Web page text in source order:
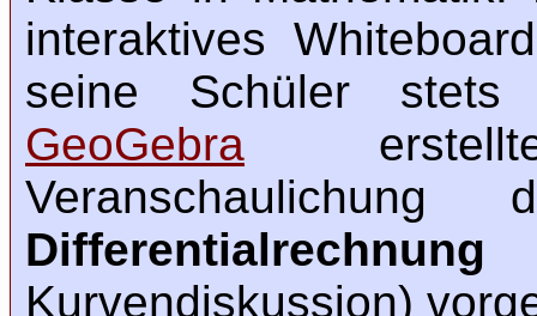
interaktives
seine Schüler
GeoGebra
Differentialrechnung
Kurvendiskussion)